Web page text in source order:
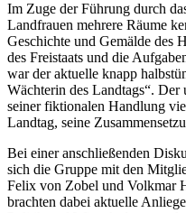
Im Zuge der Führung durch
Landfrauen mehrere Räume
Geschichte und Gemälde des
des Freistaats und die
war der aktuelle knapp
Wächterin des Landtags“.
seiner fiktionalen Handlung
Landtag, seine
Bei einer anschließenden
sich die Gruppe mit den
Felix von Zobel und Volkmar
brachten dabei aktuelle